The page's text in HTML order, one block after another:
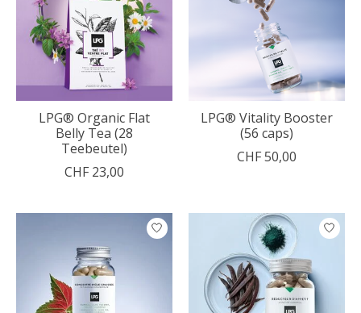
LPG® Organic Flat
Belly Tea (28
Teebeutel)
CHF 23,00
LPG® Vitality Booster
(56 caps)
CHF 50,00